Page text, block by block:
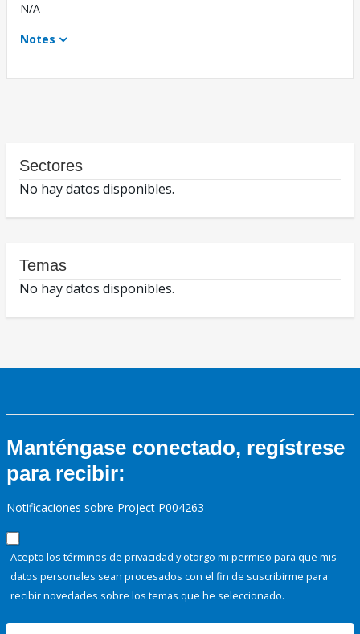
N/A
Notes
Sectores
No hay datos disponibles.
Temas
No hay datos disponibles.
Manténgase conectado, regístrese
para recibir:
Notificaciones sobre Project P004263
Acepto los términos de privacidad y otorgo mi permiso para que mis
datos personales sean procesados con el fin de suscribirme para
recibir novedades sobre los temas que he seleccionado.